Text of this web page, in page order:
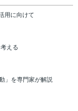
用に向けて
える
」を専門家が解説